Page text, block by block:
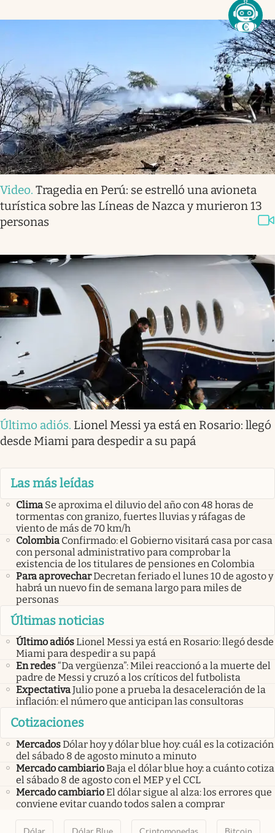
Video. Tragedia en Perú: se estrelló una avioneta
turística sobre las Líneas de Nazca y murieron 13
personas
Último adiós. Lionel Messi ya está en Rosario: llegó
desde Miami para despedir a su papá
Las más leídas
Clima Se aproxima el diluvio del año con 48 horas de
tormentas con granizo, fuertes lluvias y ráfagas de
viento de más de 70 km/h
Colombia Confirmado: el Gobierno visitará casa por casa
con personal administrativo para comprobar la
existencia de los titulares de pensiones en Colombia
Para aprovecharDecretan feriado el lunes 10 de agosto y
habrá un nuevo fin de semana largo para miles de
personas
Últimas noticias
Último adiósLionel Messi ya está en Rosario: llegó desde
Miami para despedir a su papá
En redes“Da vergüenza”: Milei reaccionó a la muerte del
padre de Messi y cruzó a los críticos del futbolista
ExpectativaJulio pone a prueba la desaceleración de la
inflación: el número que anticipan las consultoras
Cotizaciones
MercadosDólar hoy y dólar blue hoy: cuál es la cotización
del sábado 8 de agosto minuto a minuto
Mercado cambiarioBaja el dólar blue hoy: a cuánto cotiza
el sábado 8 de agosto con el MEP y el CCL
Mercado cambiarioEl dólar sigue al alza: los errores que
conviene evitar cuando todos salen a comprar
Dólar Dólar Blue Criptomonedas Bitcoin